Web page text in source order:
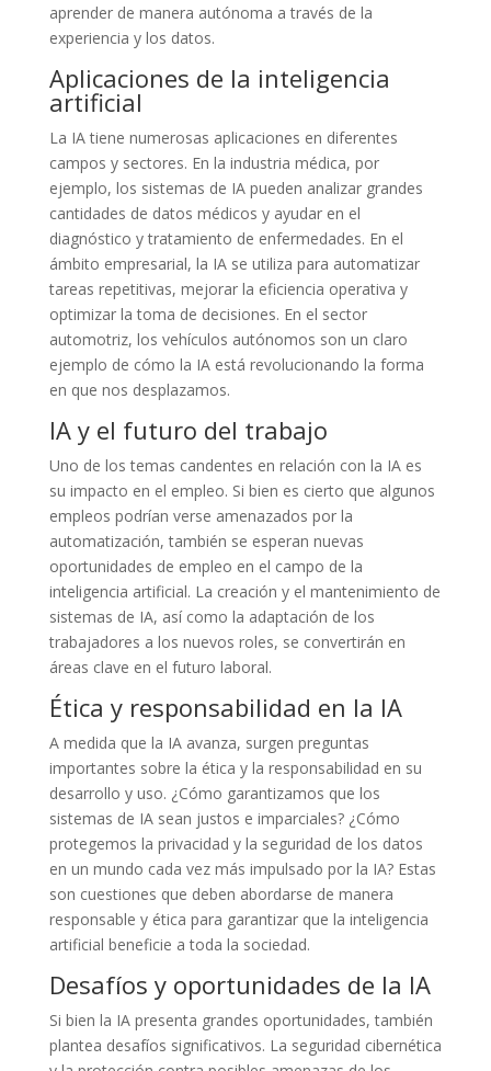
aprender de manera autónoma a través de la
experiencia y los datos.
Aplicaciones de la inteligencia
artificial
La IA tiene numerosas aplicaciones en diferentes
campos y sectores. En la industria médica, por
ejemplo, los sistemas de IA pueden analizar grandes
cantidades de datos médicos y ayudar en el
diagnóstico y tratamiento de enfermedades. En el
ámbito empresarial, la IA se utiliza para automatizar
tareas repetitivas, mejorar la eficiencia operativa y
optimizar la toma de decisiones. En el sector
automotriz, los vehículos autónomos son un claro
ejemplo de cómo la IA está revolucionando la forma
en que nos desplazamos.
IA y el futuro del trabajo
Uno de los temas candentes en relación con la IA es
su impacto en el empleo. Si bien es cierto que algunos
empleos podrían verse amenazados por la
automatización, también se esperan nuevas
oportunidades de empleo en el campo de la
inteligencia artificial. La creación y el mantenimiento de
sistemas de IA, así como la adaptación de los
trabajadores a los nuevos roles, se convertirán en
áreas clave en el futuro laboral.
Ética y responsabilidad en la IA
A medida que la IA avanza, surgen preguntas
importantes sobre la ética y la responsabilidad en su
desarrollo y uso. ¿Cómo garantizamos que los
sistemas de IA sean justos e imparciales? ¿Cómo
protegemos la privacidad y la seguridad de los datos
en un mundo cada vez más impulsado por la IA? Estas
son cuestiones que deben abordarse de manera
responsable y ética para garantizar que la inteligencia
artificial beneficie a toda la sociedad.
Desafíos y oportunidades de la IA
Si bien la IA presenta grandes oportunidades, también
plantea desafíos significativos. La seguridad cibernética